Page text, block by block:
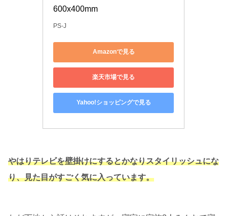
600x400mm
PS-J
Amazonで見る
楽天市場で見る
Yahoo!ショッピングで見る
やはりテレビを壁掛けにするとかなりスタイリッシュにな
り、見た目がすごく気に入っています。